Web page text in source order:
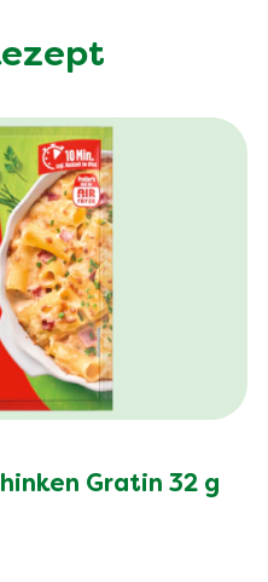
Gratin 32 g